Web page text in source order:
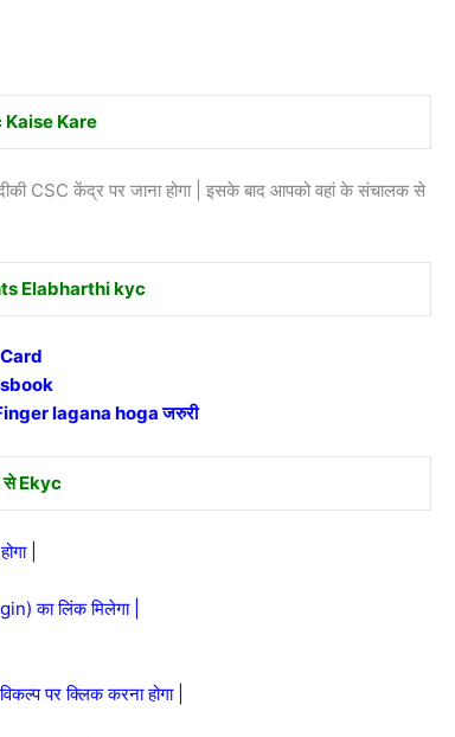
Kare
CSC केंद्र पर जाना होगा | इसके बाद आपको वहां के संचालक से
Elabharthi kyc
Finger lagana hoga जरुरी
से Ekyc
|
का लिंक मिलेगा |
पर क्लिक करना होगा |